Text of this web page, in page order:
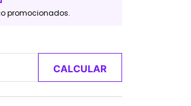
promocionados.
CALCULAR